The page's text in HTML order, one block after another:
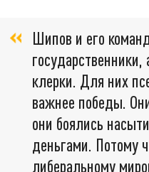
Шипов и его
государственники,
клерки. Для них
важнее победы.
они боялись
деньгами. Потому
либеральному